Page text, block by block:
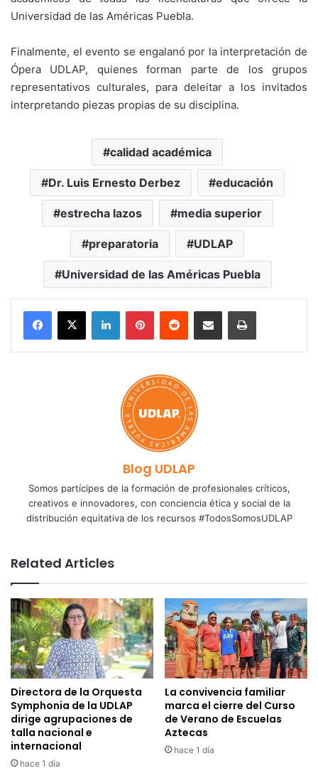
Universidad de las Américas Puebla.
Finalmente, el evento se engalanó por la interpretación de
Ópera UDLAP, quienes forman parte de los grupos
representativos culturales, para deleitar a los invitados
interpretando piezas propias de su disciplina.
calidad académica
Dr. Luis Ernesto Derbez educación
estrecha lazos media superior
preparatoria UDLAP
Universidad de las Américas Puebla
LinkedInPinterestReddit Share via Email Print
Blog UDLAP
Somos partícipes de la formación de profesionales críticos,
creativos e innovadores, con conciencia ética y social de la
distribución equitativa de los recursos #TodosSomosUDLAP
Related Articles
Directora de la Orquesta
Symphonia de la UDLAP
dirige agrupaciones de
talla nacional e
internacional
hace 1 día
La convivencia familiar
marca el cierre del Curso
de Verano de Escuelas
Aztecas
hace 1 día